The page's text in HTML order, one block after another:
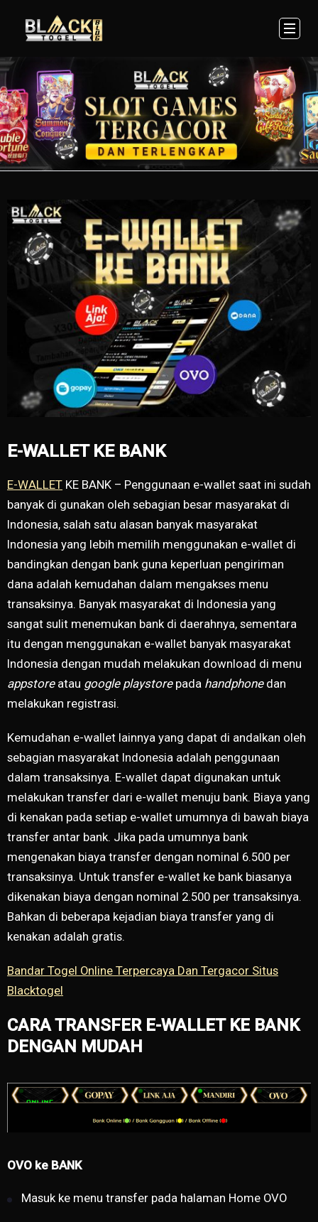
E-WALLET KE BANK
E-WALLET KE BANK – Penggunaan e-wallet saat ini sudah
banyak di gunakan oleh sebagian besar masyarakat di
Indonesia, salah satu alasan banyak masyarakat
Indonesia yang lebih memilih menggunakan e-wallet di
bandingkan dengan bank guna keperluan pengiriman
dana adalah kemudahan dalam mengakses menu
transaksinya. Banyak masyarakat di Indonesia yang
sangat sulit menemukan bank di daerahnya, sementara
itu dengan menggunakan e-wallet banyak masyarakat
Indonesia dengan mudah melakukan download di menu
appstore atau google playstorepada handphone dan
melakukan registrasi.
Kemudahan e-wallet lainnya yang dapat di andalkan oleh
sebagian masyarakat Indonesia adalah penggunaan
dalam transaksinya. E-wallet dapat digunakan untuk
melakukan transfer dari e-wallet menuju bank. Biaya yang
di kenakan pada setiap e-wallet umumnya di bawah biaya
transfer antar bank. Jika pada umumnya bank
mengenakan biaya transfer dengan nominal 6.500 per
transaksinya. Untuk transfer e-wallet ke bank biasanya
dikenakan biaya dengan nominal 2.500 per transaksinya.
Bahkan di beberapa kejadian biaya transfer yang di
kenakan adalah gratis.
Bandar Togel Online Terpercaya Dan Tergacor Situs
Blacktogel
CARA TRANSFER E-WALLET KE BANK
DENGAN MUDAH
OVO ke BANK
Masuk ke menu transfer pada halaman Home OVO